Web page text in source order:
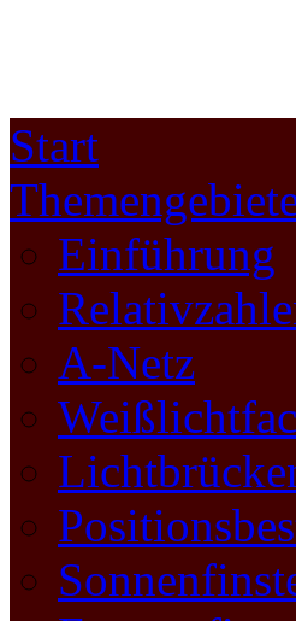
Start
Einführung
A-Netz